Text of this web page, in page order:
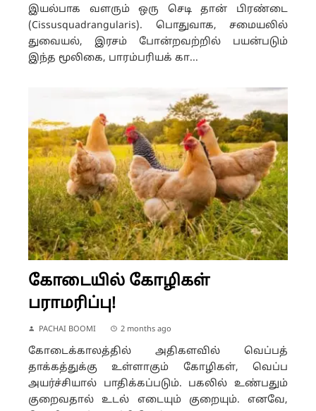
இயல்பாக வளரும் ஒரு செடி தான் பிரண்டை
(Cissusquadrangularis). பொதுவாக, சமையலில்
துவையல், இரசம் போன்றவற்றில் பயன்படும்
இந்த மூலிகை, பாரம்பரியக் கா...
கோடையில் கோழிகள்
பராமரிப்பு!
PACHAI BOOMI 2 months ago
கோடைக்காலத்தில் அதிகளவில் வெப்பத்
தாக்கத்துக்கு உள்ளாகும் கோழிகள், வெப்ப
அயர்ச்சியால் பாதிக்கப்படும். பகலில் உண்பதும்
குறைவதால் உடல் எடையும் குறையும். எனவே,